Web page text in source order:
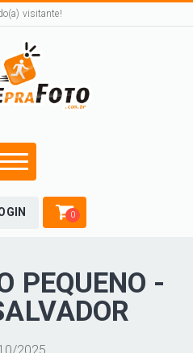
visitante!
0
PEQUENO -
2025